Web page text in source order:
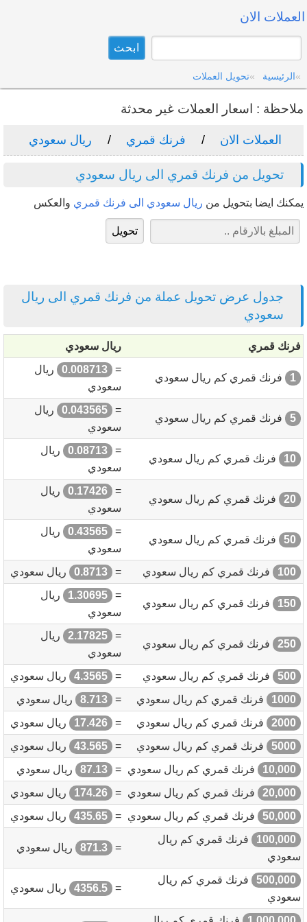
العملات الان
الرئيسية تحويل العملات
ملاحظة : اسعار العملات غير محدثة
العملات الان فرنك قمري ريال سعودي
تحويل من فرنك قمري الى ريال سعودي
يمكنك ايضا بتحويل من ريال سعودي الى فرنك قمري والعكس
جدول عرض تحويل عملة من فرنك قمري الى ريال
سعودي
فرنك قمري ريال سعودي
1 فرنك قمري كم ريال سعودي
=
0.008713
ريال
سعودي
5 فرنك قمري كم ريال سعودي
=
0.043565
ريال
سعودي
10 فرنك قمري كم ريال سعودي
=
0.08713
ريال
سعودي
20 فرنك قمري كم ريال سعودي
=
0.17426
ريال
سعودي
50 فرنك قمري كم ريال سعودي
=
0.43565
ريال
سعودي
100
فرنك قمري كم ريال سعودي =
0.8713 ريال سعودي
150 فرنك قمري كم ريال سعودي
=
1.30695
ريال
سعودي
250 فرنك قمري كم ريال سعودي
=
2.17825
ريال
سعودي
500
فرنك قمري كم ريال سعودي =
4.3565
ريال سعودي
1000
فرنك قمري كم ريال سعودي =
8.713
ريال سعودي
2000
فرنك قمري كم ريال سعودي =
17.426
ريال سعودي
5000
فرنك قمري كم ريال سعودي =
43.565
ريال سعودي
10,000
فرنك قمري كم ريال سعودي =
87.13
ريال سعودي
20,000
فرنك قمري كم ريال سعودي =
174.26
ريال سعودي
50,000
فرنك قمري كم ريال سعودي =
435.65
ريال سعودي
100,000
فرنك قمري كم ريال
سعودي
=
871.3 ريال سعودي
500,000
فرنك قمري كم ريال
سعودي
=
4356.5 ريال سعودي